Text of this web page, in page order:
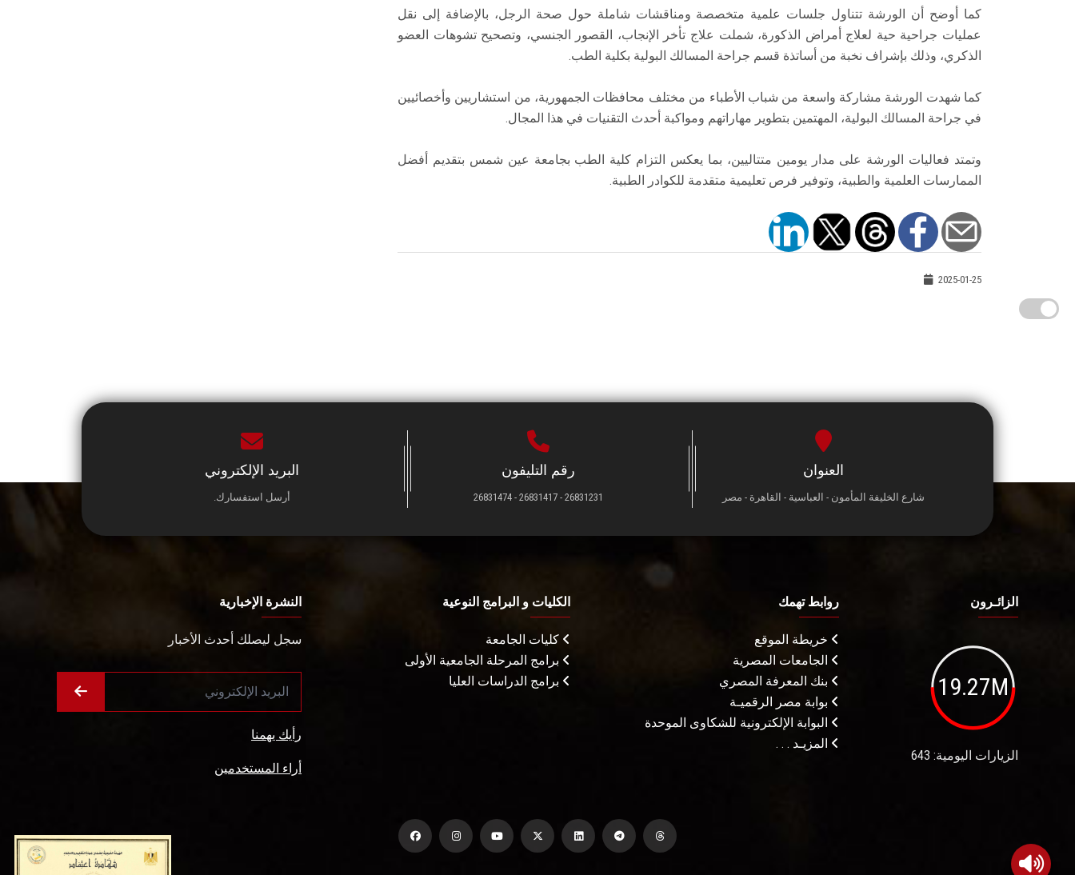
كما أوضح أن الورشة تتناول جلسات علمية متخصصة ومناقشات شاملة حول صحة الرجل، بالإضافة إلى نقل
عمليات جراحية حية لعلاج أمراض الذكورة، شملت علاج تأخر الإنجاب، القصور الجنسي، وتصحيح تشوهات العضو
الذكري، وذلك بإشراف نخبة من أساتذة قسم جراحة المسالك البولية بكلية الطب.
كما شهدت الورشة مشاركة واسعة من شباب الأطباء من مختلف محافظات الجمهورية، من استشاريين وأخصائيين
في جراحة المسالك البولية، المهتمين بتطوير مهاراتهم ومواكبة أحدث التقنيات في هذا المجال.
وتمتد فعاليات الورشة على مدار يومين متتاليين، بما يعكس التزام كلية الطب بجامعة عين شمس بتقديم أفضل
الممارسات العلمية والطبية، وتوفير فرص تعليمية متقدمة للكوادر الطبية.
2025-01-25
العنوان
شارع الخليفة المأمون - العباسية - القاهرة - مصر
رقم التليفون
26831231 - 26831417 - 26831474
البريد الإلكتروني
أرسل استفسارك.
الزائـرون
19.27M
الزيارات اليومية: 643
روابط تهمك
خريطة الموقع
الجامعات المصرية
بنك المعرفة المصري
بوابة مصر الرقميـة
البوابة الإلكترونية للشكاوى الموحدة
المزيـد . . .
الكليات و البرامج النوعية
كليات الجامعة
برامج المرحلة الجامعية الأولى
برامج الدراسات العليا
النشرة الإخبارية
سجل ليصلك أحدث الأخبار
رأيك يهمنا
أراء المستخدمين